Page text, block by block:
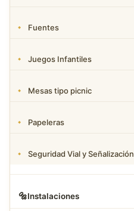
Fuentes
Juegos Infantiles
Mesas tipo picnic
Papeleras
Seguridad Vial y Señalización
🔩Instalaciones